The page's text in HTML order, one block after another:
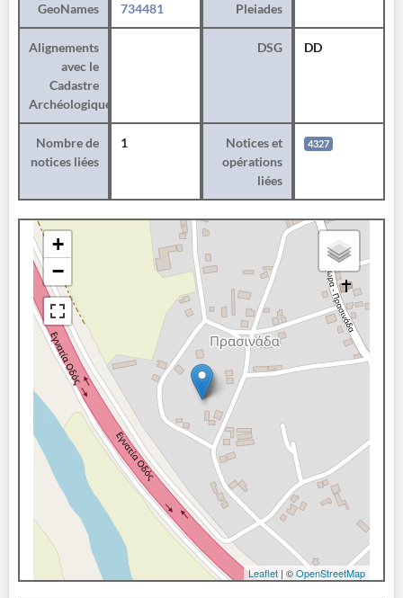
GeoNames 734481 Pleiades
Alignements
avec le
Cadastre
Archéologique
DSG DD
Nombre de
notices liées
1
Notices et
opérations
liées
4327
+
−
Leaflet | ©OpenStreetMap